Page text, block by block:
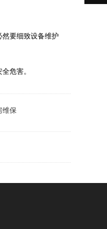
要细致设备维护
危害。
维保